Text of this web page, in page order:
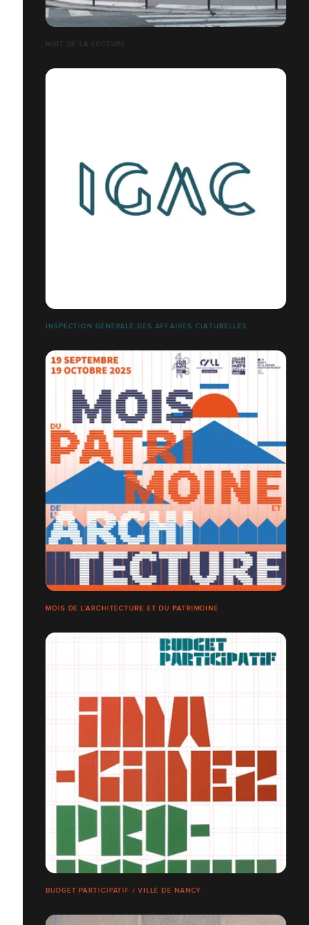
NUIT DE LA LECTURE
INSPECTION GÉNÉRALE DES AFFAIRES CULTURELLES
MOIS DE L’ARCHITECTURE ET DU PATRIMOINE
BUDGET PARTICIPATIF / VILLE DE NANCY